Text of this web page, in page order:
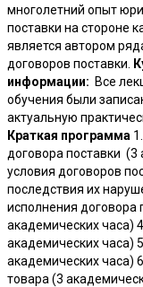
многолетний опыт
поставки на стороне
является автором
договоров поставки.
информации: Все
обучения были
актуальную
Краткая программа
договора поставки (3
условия договоров
последствия их
исполнения договора
академических часа)
академических часа)
академических часа)
товара (3